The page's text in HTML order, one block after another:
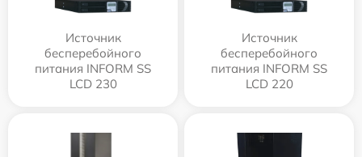
Источник
бесперебойного
питания INFORM SS
LCD 230
Источник
бесперебойного
питания INFORM SS
LCD 220